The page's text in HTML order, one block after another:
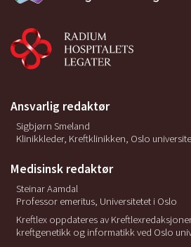
Ansvarlig redaktør
Sigbjørn Smeland
Klinikkleder, Kreftklinikken, Oslo
Medisinsk redaktør
Steinar Aamdal
Professor emeritus, Universitetet i Oslo
Kreftlex oppdateres av
kreftgenetikk og informatikk ved Oslo